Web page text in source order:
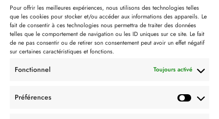
Pour offrir les meilleures expériences, nous utilisons des technologies telles
que les cookies pour stocker et/ou accéder aux informations des appareils. Le
fait de consentir à ces technologies nous permettra de traiter des données
telles que le comportement de navigation ou les ID uniques sur ce site. Le fait
de ne pas consentir ou de retirer son consentement peut avoir un effet négatif
sur certaines caractéristiques et fonctions.
Fonctionnel Toujours activé
Préférences
Notre philosophie
Contact
Partenaire de: